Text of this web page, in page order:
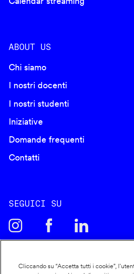
ABOUT US
Chi siamo
I nostri docenti
I nostri studenti
Iniziative
Domande frequenti
Contatti
SEGUICI SU
Cliccando su “Accetta tutti i cookie”,